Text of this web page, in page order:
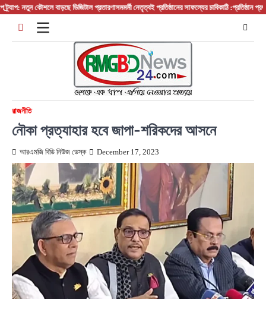
Skipনতুন কৌশলে বাড়ছে ডিজিটাল প্রতারণাসমমর্মী নেতৃত্বই প্রতিষ্ঠানের সাফল্যের চাবিকাঠি :প্রতিষ্ঠান প্রধান/
রাজনীতি
নৌকা প্রত্যাহার হবে জাপা-শরিকদের আসনে
আরএমজি বিডি নিউজ ডেস্ক December 17, 2023